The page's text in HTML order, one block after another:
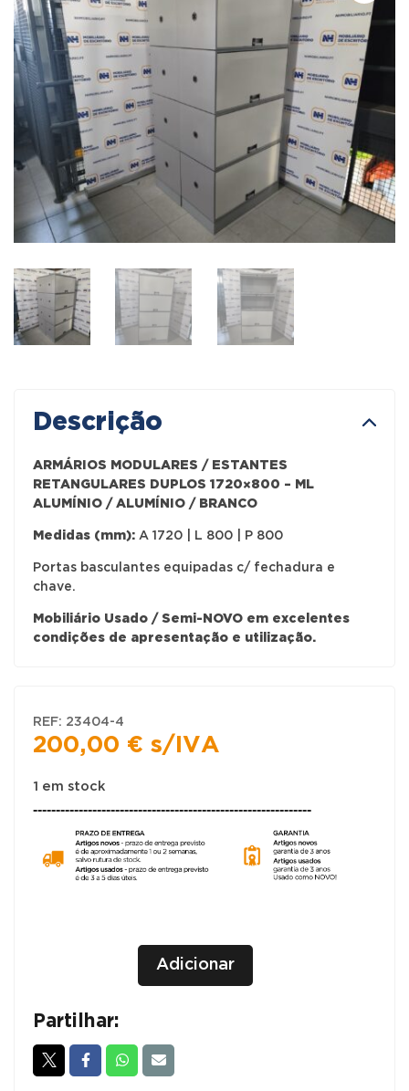
Descrição
ARMÁRIOS MODULARES / ESTANTES
RETANGULARES DUPLOS 1720×800 – ML
ALUMÍNIO / ALUMÍNIO / BRANCO
Medidas (mm): A 1720 | L 800 | P 800
Portas basculantes equipadas c/ fechadura e
chave.
Mobiliário Usado / Semi-NOVO em excelentes
condições de apresentação e utilização.
REF: 23404-4
200,00 € s/IVA
1 em stock
-------------------------------------------------------------
MODULARES
ESTANTES
Adicionar
Partilhar: